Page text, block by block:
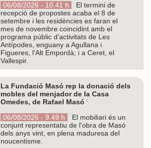
06/08/2026 - 10.41 h
El termini de
recepció de propostes acaba el 8 de
setembre i les residències es faran el
mes de novembre coincidint amb el
programa públic d'activitats de Les
Antípodes, enguany a Agullana i
Figueres, l'Alt Empordà; i a Ceret, el
Vallespir.
La Fundació Masó rep la donació dels
mobles del menjador de la Casa
Omedes, de Rafael Masó
06/08/2026 - 9.49 h
El mobiliari és un
conjunt representatiu de l'obra de Masó
dels anys vint, en plena maduresa del
noucentisme.